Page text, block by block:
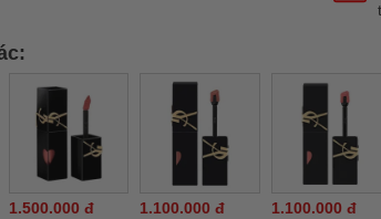
1.500.000 đ 1.100.000 đ 1.100.000 đ